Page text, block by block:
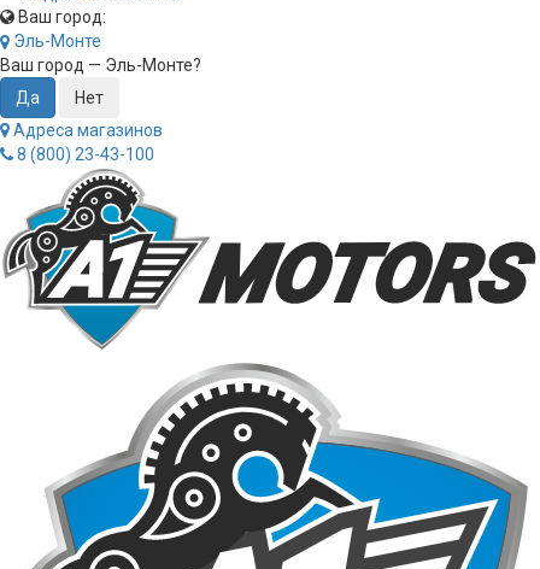
Ваш город:
Эль-Монте
Ваш город — Эль-Монте?
Адреса магазинов
8 (800) 23-43-100